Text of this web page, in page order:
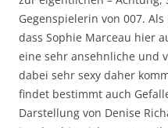
Gegenspielerin von 007.
dass Sophie Marceau hier
eine sehr ansehnliche und
dabei sehr sexy daher
findet bestimmt auch
Darstellung von Denise